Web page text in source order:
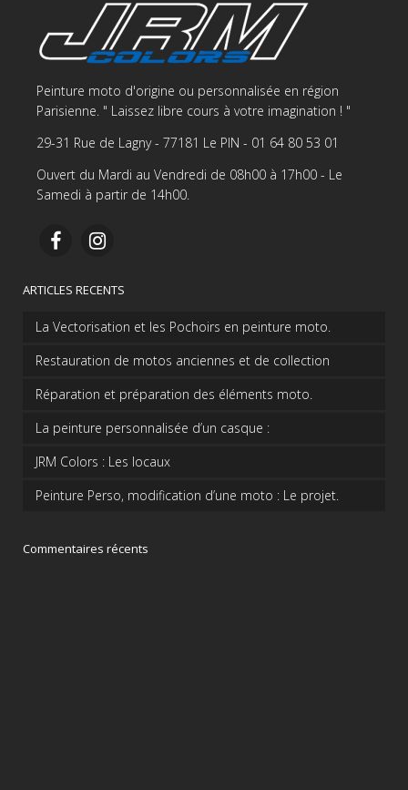
Peinture moto d'origine ou personnalisée en région
Parisienne. " Laissez libre cours à votre imagination ! "
29-31 Rue de Lagny - 77181 Le PIN - 01 64 80 53 01
Ouvert du Mardi au Vendredi de 08h00 à 17h00 - Le
Samedi à partir de 14h00.
ARTICLES RECENTS
La Vectorisation et les Pochoirs en peinture moto.
Restauration de motos anciennes et de collection
Réparation et préparation des éléments moto.
La peinture personnalisée d’un casque :
JRM Colors : Les locaux
Peinture Perso, modification d’une moto : Le projet.
Commentaires récents